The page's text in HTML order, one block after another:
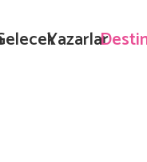
Yazarlar